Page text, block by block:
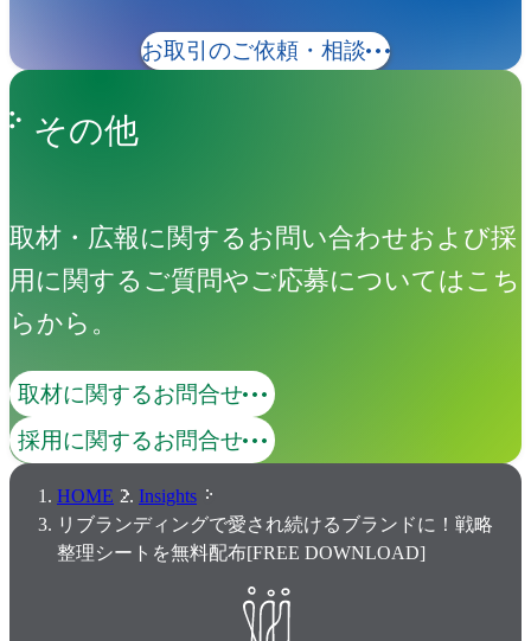
お取引のご依頼・相談
その他
取材・広報に関するお問い合わせおよび採
用に関するご質問やご応募についてはこち
らから。
取材に関するお問合せ
採用に関するお問合せ
HOME
Insights
リブランディングで愛され続けるブランドに！戦略
整理シートを無料配布[FREE DOWNLOAD]